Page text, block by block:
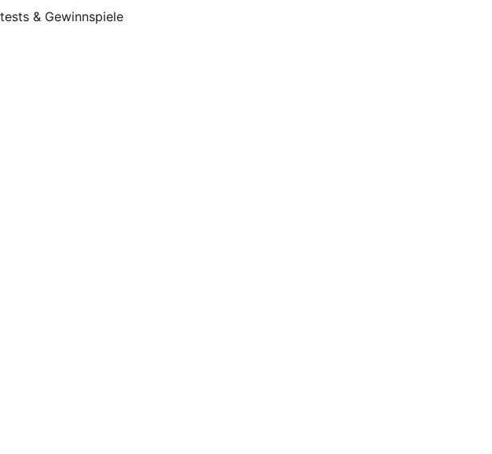
& Gewinnspiele